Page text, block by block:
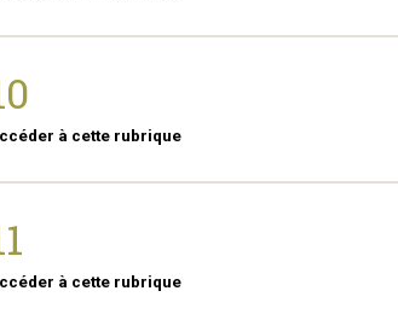
à cette rubrique
à cette rubrique